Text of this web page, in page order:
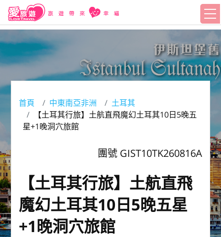
首頁 中東南亞非洲
土耳其
【土耳其行旅】土航直飛魔幻土耳其10日5晚五
星+1晚洞穴旅館
團號 GIST10TK260816A
【土耳其行旅】土航直飛
魔幻土耳其10日5晚五星
+1晚洞穴旅館